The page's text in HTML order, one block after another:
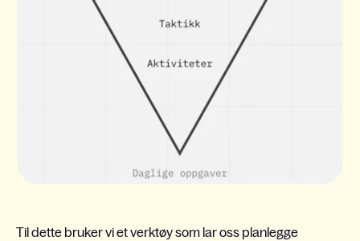
Til dette brukerviet verktøy som lar oss planlegge